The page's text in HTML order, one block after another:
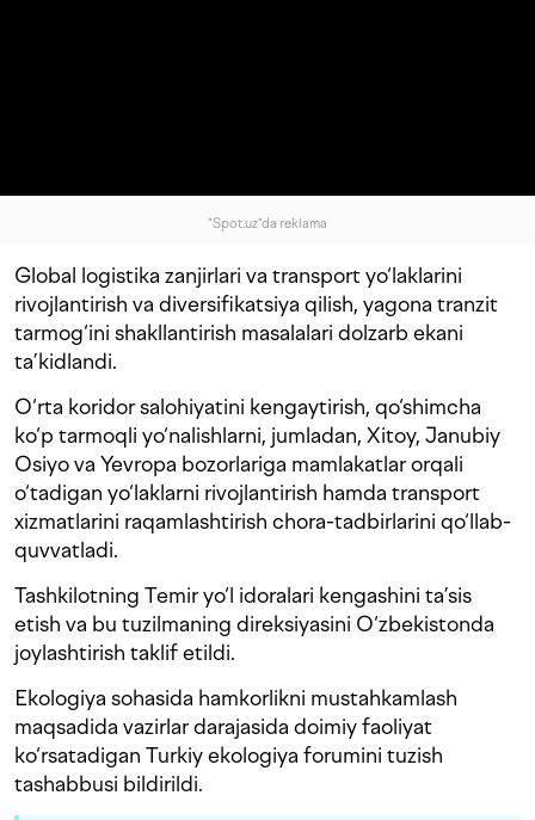
"Spot.uz"da reklama
Global logistika zanjirlari va transport yo‘laklarini
rivojlantirish va diversifikatsiya qilish, yagona tranzit
tarmog‘ini shakllantirish masalalari dolzarb ekani
ta’kidlandi.
O‘rta koridor salohiyatini kengaytirish, qo‘shimcha
ko‘p tarmoqli yo‘nalishlarni, jumladan, Xitoy, Janubiy
Osiyo va Yevropa bozorlariga mamlakatlar orqali
o‘tadigan yo‘laklarni rivojlantirish hamda transport
xizmatlarini raqamlashtirish chora-tadbirlarini qo‘llab-
quvvatladi.
Tashkilotning Temir yo‘l idoralari kengashini ta’sis
etish va bu tuzilmaning direksiyasini O‘zbekistonda
joylashtirish taklif etildi.
Ekologiya sohasida hamkorlikni mustahkamlash
maqsadida vazirlar darajasida doimiy faoliyat
ko‘rsatadigan Turkiy ekologiya forumini tuzish
tashabbusi bildirildi.